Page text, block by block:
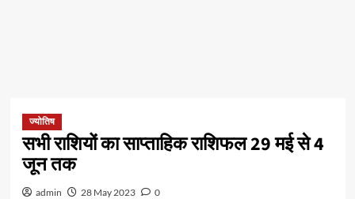
ज्योतिष
सभी राशियों का साप्ताहिक राशिफल 29 मई से 4
जून तक
admin 28 May 2023 0